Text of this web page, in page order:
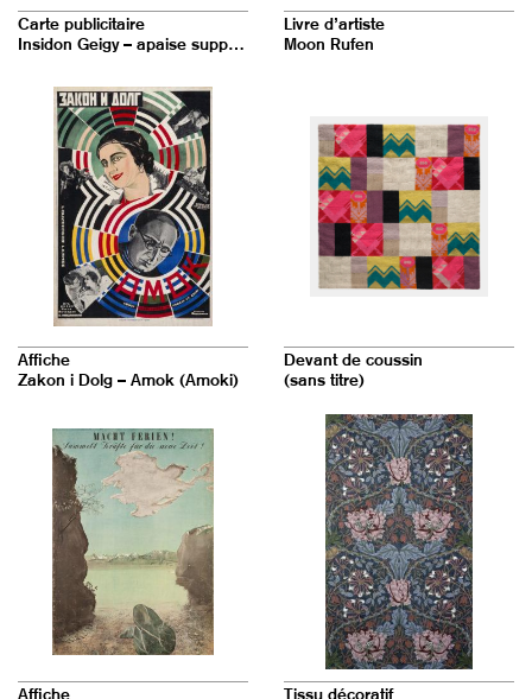
Carte publicitaire
Insidon Geigy – apaise supprime anxiété et tension relève l'humeur soulage
Livre d’artiste
Moon Rufen
Affiche
Zakon i Dolg – Amok (Amoki)
Devant de coussin
(sans titre)
Affiche Tissu décoratif